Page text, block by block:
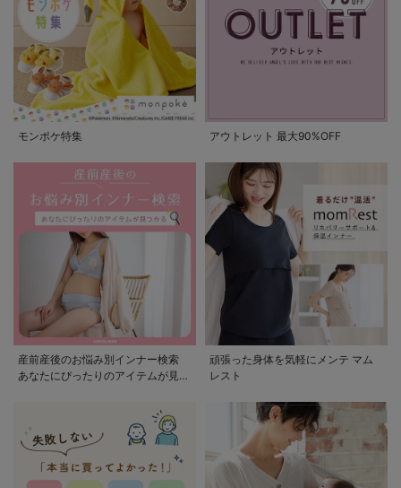
モンポケ特集 アウトレット 最大90%OFF
産前産後のお悩み別インナー検索
あなたにぴったりのアイテムが見つ
頑張った身体を気軽にメンテ マム
レスト